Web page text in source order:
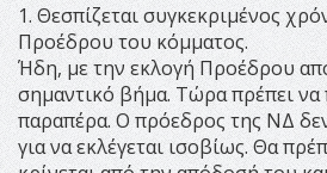
1. Θεσπίζεται συγκεκριμένος
Προέδρου του κόμματος.
Ήδη, με την εκλογή Προέδρου
σημαντικό βήμα. Τώρα πρέπει
παραπέρα. Ο πρόεδρος της ΝΔ
για να εκλέγεται ισοβίως. Θα